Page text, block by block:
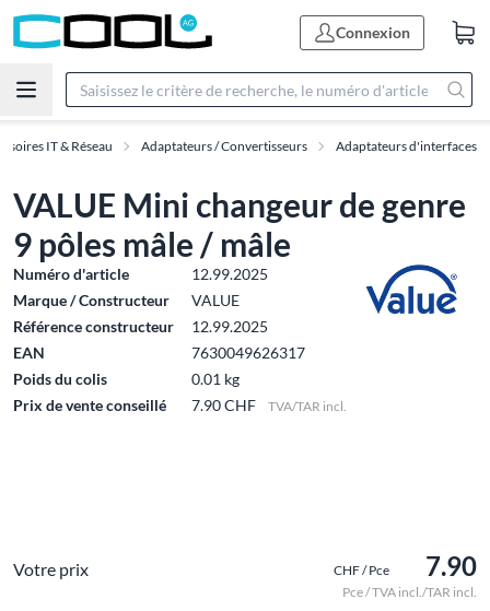
Connexion
IT & Réseau Adaptateurs / Convertisseurs Adaptateurs d'interfaces
VALUE Mini changeur de genre
9 pôles mâle / mâle
Numéro d'article
12.99.2025
Marque / Constructeur
VALUE
Référence constructeur
12.99.2025
EAN
7630049626317
Poids du colis
0.01 kg
Prix de vente conseillé
7.90 CHF TVA/TAR incl.
Votre prix CHF / Pce 7.90
Pce / TVA incl./TAR incl.